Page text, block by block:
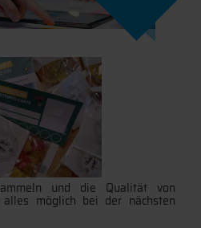
und die Qualität von
alles möglich bei der nächsten